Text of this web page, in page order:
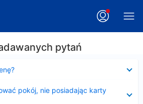
pytań
pokój, nie posiadając karty